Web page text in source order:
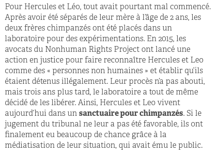
Pour Hercules et Léo, tout avait pourtant mal commencé.
Après avoir été séparés de leur mère à l’âge de 2 ans, les
deux frères chimpanzés ont été placés dans un
laboratoire pour des expérimentations. En 2015, les
avocats du Nonhuman Rights Project ont lancé une
action en justice pour faire reconnaître Hercules et Leo
comme des « personnes non humaines » et établir qu’ils
étaient détenus illégalement. Leur procès n’a pas abouti,
mais trois ans plus tard, le laboratoire a tout de même
décidé de les libérer. Ainsi, Hercules et Leo vivent
aujourd’hui dans un sanctuaire pour chimpanzés. Si le
jugement du tribunal ne leur a pas été favorable, ils ont
finalement eu beaucoup de chance grâce à la
médiatisation de leur situation, qui avait ému le public.